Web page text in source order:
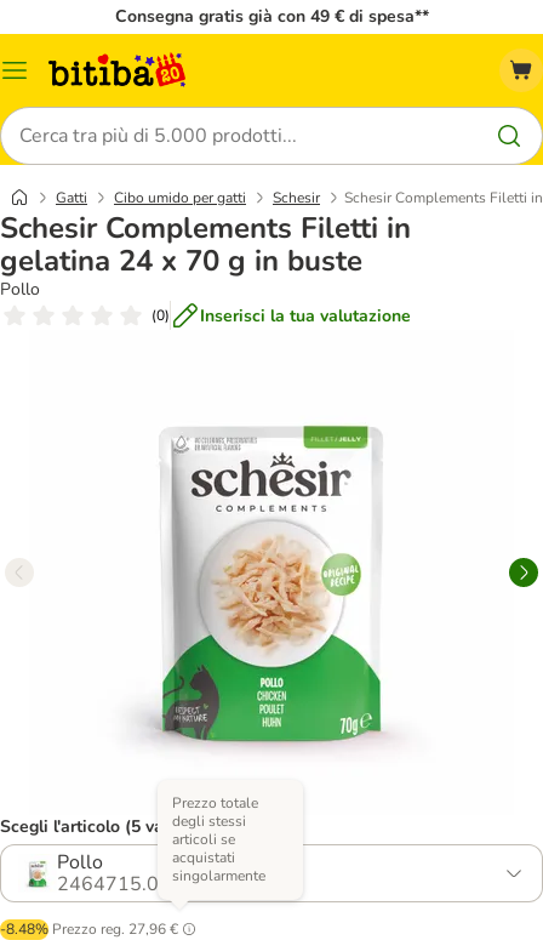
Consegna gratis già con 49 € di spesa**
Overview
Cerca
Gatti Cibo umido per gatti Schesir Schesir Complements Filetti
Schesir Complements Filetti in
gelatina 24 x 70 g in buste
Pollo
(0) Inserisci la tua valutazione
Scegli l'articolo (5 varianti)
Pollo
2464715.0
-8.48% Prezzo reg. 27,96 €
Prezzo totale
degli stessi
articoli se
acquistati
singolarmente